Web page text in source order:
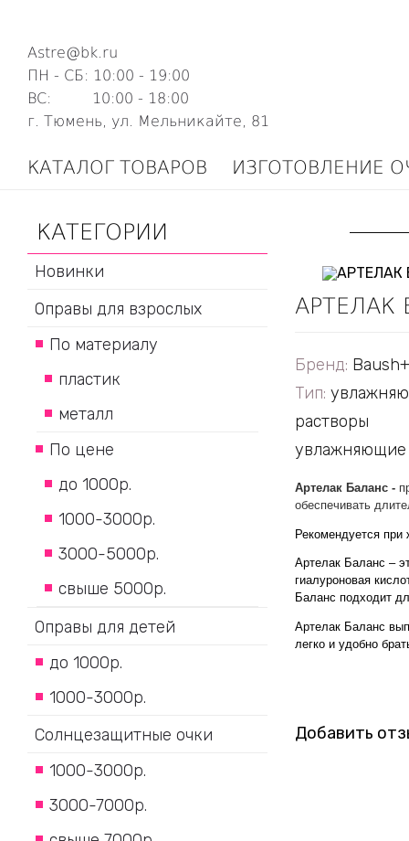
Astre@bk.ru
ПН - СБ: 10:00 - 19:00
ВС: 10:00 - 18:00
г. Тюмень, ул. Мельникайте, 81
КАТАЛОГ ТОВАРОВ ИЗГОТОВЛЕНИЕ
АРТЕЛАК
Бренд:
Тип:
растворы
увлажняющие
Артелак Баланс -
обеспечивать
Рекомендуется при
Артелак Баланс –
гиалуроновая
Баланс подходит
Артелак Баланс
легко и удобно
Добавить
КАТЕГОРИИ
Новинки
Оправы для взрослых
По материалу
пластик
металл
По цене
до 1000р.
1000-3000р.
3000-5000р.
свыше 5000р.
Оправы для детей
до 1000р.
1000-3000р.
Солнцезащитные очки
1000-3000р.
3000-7000р.